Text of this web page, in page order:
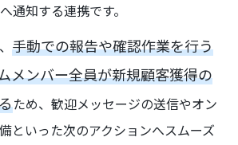
通知する連携です。
手動での報告や確認作業を行う
メンバー全員が新規顧客獲得の
ため、歓迎メッセージの送信やオン
といった次のアクションへスムーズ